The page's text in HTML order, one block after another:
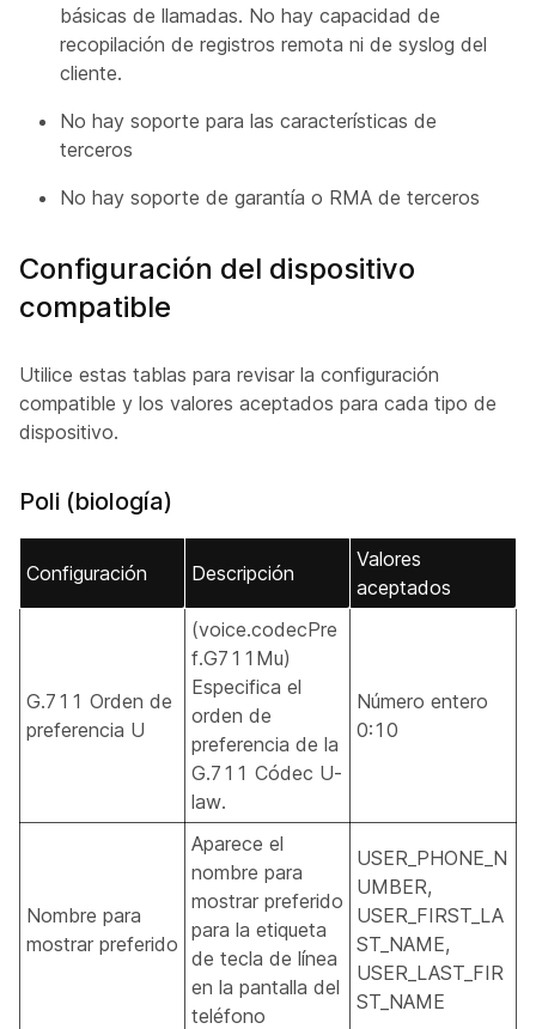
básicas de llamadas. No hay capacidad de
recopilación de registros remota ni de syslog del
cliente.
No hay soporte para las características de
terceros
No hay soporte de garantía o RMA de terceros
Configuración del dispositivo
compatible
Utilice estas tablas para revisar la configuración
compatible y los valores aceptados para cada tipo de
dispositivo.
Poli (biología)
Configuración Descripción
Valores
aceptados
G.711 Orden de
preferencia U
(voice.codecPre
f.G711Mu)
Especifica el
orden de
preferencia de la
G.711 Códec U-
law.
Número entero
0:10
Nombre para
mostrar preferido
Aparece el
nombre para
mostrar preferido
para la etiqueta
de tecla de línea
en la pantalla del
teléfono
USER_PHONE_N
UMBER,
USER_FIRST_LA
ST_NAME,
USER_LAST_FIR
ST_NAME